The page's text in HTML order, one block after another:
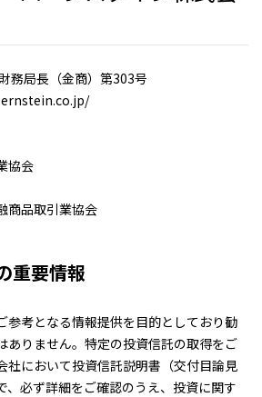
務局長（金商）第303号
協会
商品取引業協会
重要情報
参考となる情報提供を目的としており勧
ありません。特定の投資信託の取得をご
社において投資信託説明書（交付目論見
、必ず詳細をご確認のうえ、投資に関す